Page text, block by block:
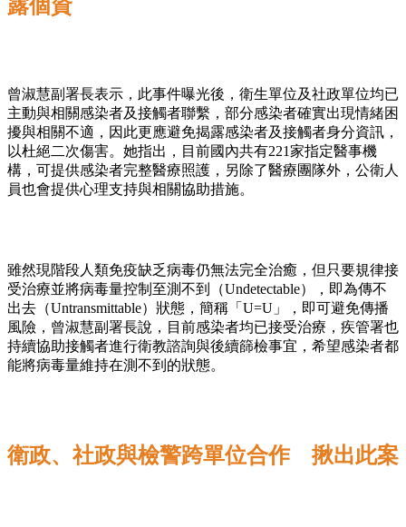
露個資
曾淑慧副署長表示，此事件曝光後，衛生單位及社政單位均已
主動與相關感染者及接觸者聯繫，部分感染者確實出現情緒困
擾與相關不適，因此更應避免揭露感染者及接觸者身分資訊，
以杜絕二次傷害。她指出，目前國內共有221家指定醫事機
構，可提供感染者完整醫療照護，另除了醫療團隊外，公衛人
員也會提供心理支持與相關協助措施。
雖然現階段人類免疫缺乏病毒仍無法完全治癒，但只要規律接
受治療並將病毒量控制至測不到（Undetectable），即為傳不
出去（Untransmittable）狀態，簡稱「U=U」，即可避免傳播
風險，曾淑慧副署長說，目前感染者均已接受治療，疾管署也
持續協助接觸者進行衛教諮詢與後續篩檢事宜，希望感染者都
能將病毒量維持在測不到的狀態。
衛政、社政與檢警跨單位合作 揪出此案